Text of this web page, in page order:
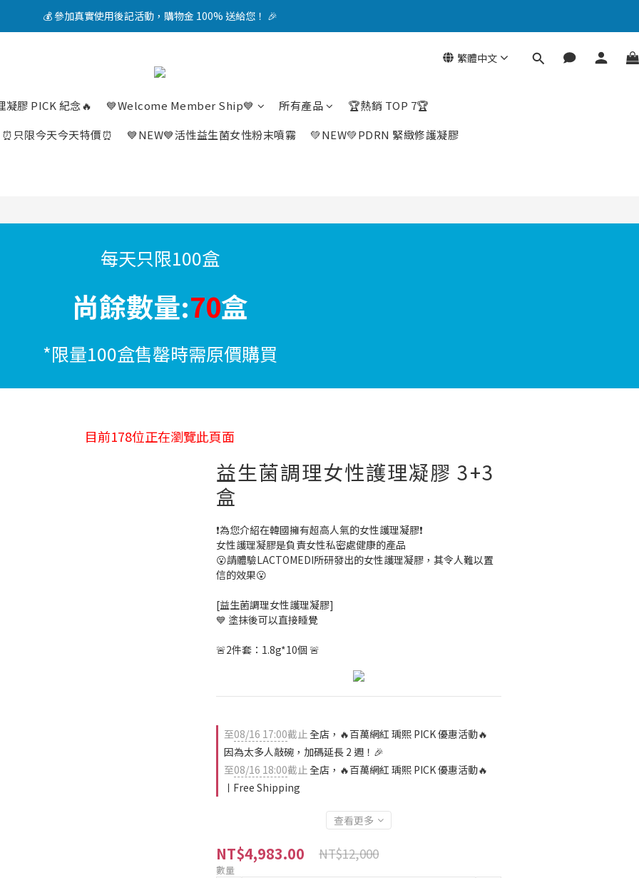
加入 LINE 會員，立即領取 NT$1200 折扣券！🎁
加入 LINE 會員，立即領取 NT$1200 折扣券！🎁
加入 LINE 會員，立即領取 NT$1200 折扣券！🎁
繁體中文
凝膠 PICK 紀念🔥 💙Welcome Member Ship💙 所有產品
🏆熱銷 TOP 7🏆
⏰只限今天今天特價⏰
💙NEW💙活性益生菌女性粉末噴霧 💚NEW💚PDRN 緊緻修護凝膠
每天只限100盒
尚餘數量:70盒
*限量100盒售罄時需原價購買
目前178位正在瀏覽此頁面
益生菌調理女性護理凝膠 3+3
盒
❗️為您介紹在韓國擁有超高人氣的女性護理凝膠❗️
女性護理凝膠是負責女性私密處健康的產品
😮請體驗LACTOMEDI所研發出的女性護理凝膠，其令人難以置
信的效果😮
[益生菌調理女性護理凝膠]
💙 塗抹後可以直接睡覺
🚨2件套：1.8g*10個 🚨
至08/16 17:00截止全店，🔥百萬網紅 瑀熙 PICK 優惠活動🔥
因為太多人敲碗，加碼延長 2 週！🎉
至08/16 18:00截止全店，🔥百萬網紅 瑀熙 PICK 優惠活動🔥
ㅣFree Shipping
查看更多
NT$4,983.00 NT$12,000
數量
立即購買